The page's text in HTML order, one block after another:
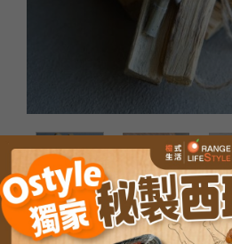
首頁 / #橙式・品味生活 LIFESTYLE /
油